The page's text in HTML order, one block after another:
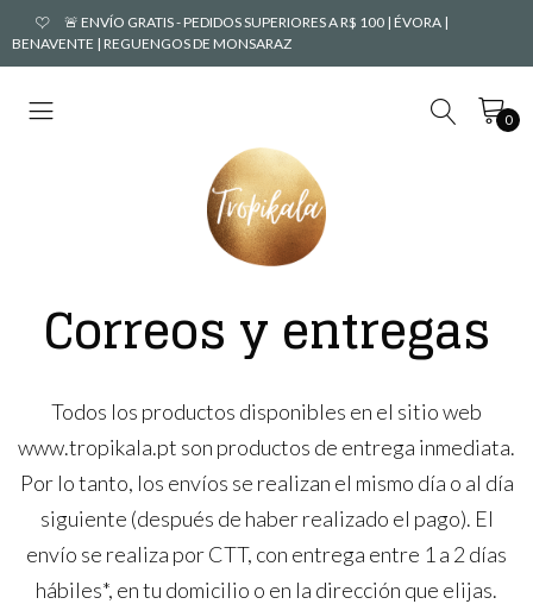
🚨 ENVÍO GRATIS - PEDIDOS SUPERIORES A R$ 100 | ÉVORA |
BENAVENTE | REGUENGOS DE MONSARAZ
0
Correos y entregas
Todos los productos disponibles en el sitio web
www.tropikala.pt son productos de entrega inmediata.
Por lo tanto, los envíos se realizan el mismo día o al día
siguiente (después de haber realizado el pago). El
envío se realiza por CTT, con entrega entre 1 a 2 días
hábiles*, en tu domicilio o en la dirección que elijas.